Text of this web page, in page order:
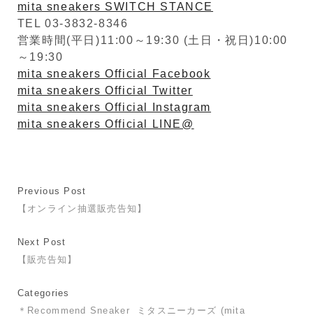
mita sneakers SWITCH STANCE
TEL 03-3832-8346
営業時間(平日)11:00～19:30 (土日・祝日)10:00
～19:30
mita sneakers Official Facebook
mita sneakers Official Twitter
mita sneakers Official Instagram
mita sneakers Official LINE@
Previous Post
【オンライン抽選販売告知】
Next Post
【販売告知】
Categories
＊Recommend Sneaker
ミタスニーカーズ (mita